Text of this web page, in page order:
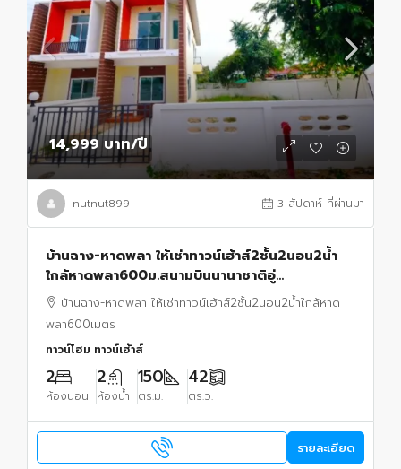
14,999 บาท/ปี
nutnut899 3 สัปดาห์ ที่ผ่านมา
บ้านฉาง-หาดพลา ให้เช่าทาวน์เฮ้าส์2ชั้น2นอน2น้ำ
ใกล้หาดพลา600ม.สนามบินนานาชาติอู่
ตะเภา1กม.หาดพยูน 2 กม.แต่งครบมินิมอลพร้อมเข้า
อยู่แอร์2
บ้านฉาง-หาดพลา ให้เช่าทาวน์เฮ้าส์2ชั้น2นอน2น้ำใกล้หาด
พลา600เมตร
ทาวน์โฮม ทาวน์เฮ้าส์
2
ห้องนอน
2
ห้องน้ำ
150
ตร.ม.
42
ตร.ว.
รายละเอียด